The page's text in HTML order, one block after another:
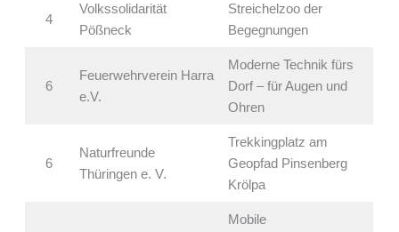
4
Volkssolidarität
Pößneck
Streichelzoo der
Begegnungen
6
Feuerwehrverein Harra
e.V.
Moderne Technik fürs
Dorf – für Augen und
Ohren
6
Naturfreunde
Thüringen e. V.
Trekkingplatz am
Geopfad Pinsenberg
Krölpa
Mobile